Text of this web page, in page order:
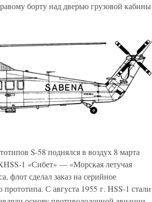
борту над дверью грузовой кабины
S-58 поднялся в воздух 8 марта
1 «Сибет» — «Морская летучая
флот сделал заказ на серийное
С августа 1955 г. HSS-1 стали